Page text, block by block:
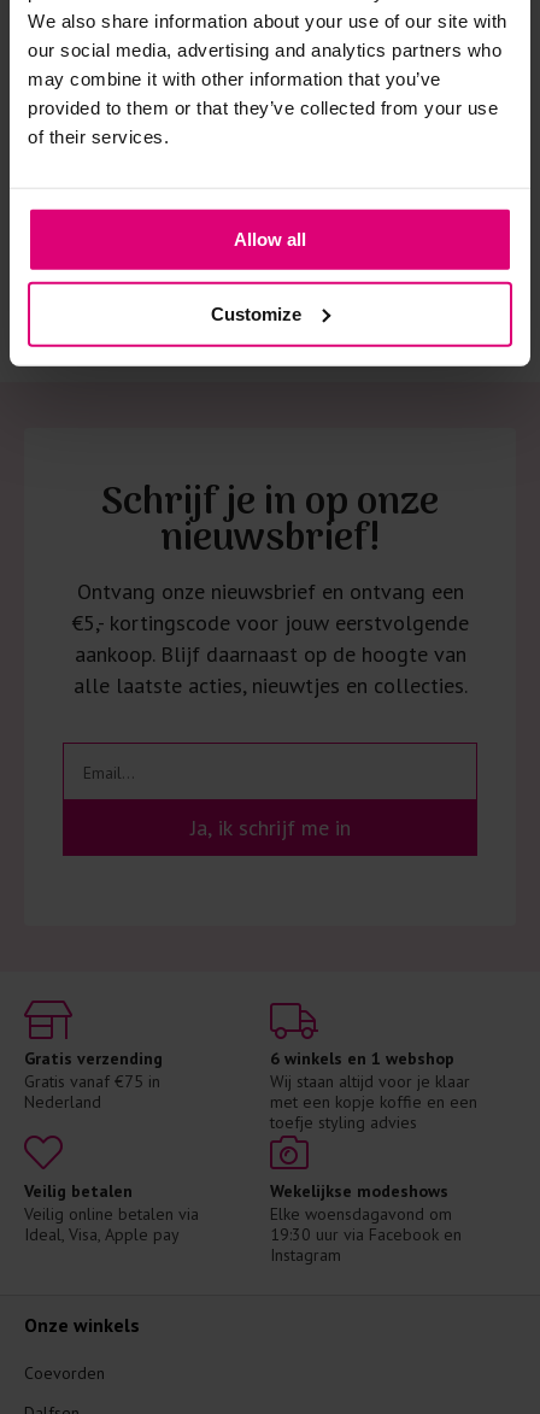
We also share information about your use of our site with
our social media, advertising and analytics partners who
may combine it with other information that you’ve
provided to them or that they’ve collected from your use
of their services.
Allow all
Customize
Strijkijzer/droogtrommel:
Kledingstukken met elastine zijn niet bestand tegen de hitte
van het strijkijzer en/of de droogtrommel. Ook in veel
Twijfels? Wij staan klaar voor advies op maat.
Blouson mouwloos
€ 39,99
€ 39,99
Schrijf je in op onze
nieuwsbrief!
Ontvang onze nieuwsbrief en ontvang een
€5,- kortingscode voor jouw eerstvolgende
aankoop. Blijf daarnaast op de hoogte van
alle laatste acties, nieuwtjes en collecties.
Ja, ik schrijf me in
Gratis verzending
Gratis vanaf €75 in
Nederland
6 winkels en 1 webshop
Wij staan altijd voor je klaar
met een kopje koffie en een
toefje styling advies
Veilig betalen
Veilig online betalen via
Ideal, Visa, Apple pay
Wekelijkse modeshows
Elke woensdagavond om
19:30 uur via Facebook en
Instagram
Onze winkels
Coevorden